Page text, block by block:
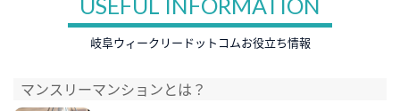
USEFUL INFORMATION
岐阜ウィークリードットコムお役立ち情報
マンスリーマンションとは？